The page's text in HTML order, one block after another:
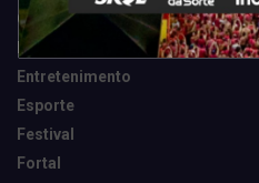
Cidade
Destaques
Entretenimento
Esporte
Festival
Fortal